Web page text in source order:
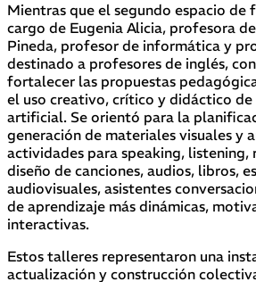
Mientras que el segundo espacio de
cargo de Eugenia Alicia, profesora
Pineda, profesor de informática y
destinado a profesores de inglés,
fortalecer las propuestas
el uso creativo, crítico y didáctico
artificial. Se orientó para la
generación de materiales visuales y
actividades para speaking,
diseño de canciones, audios, libros,
audiovisuales, asistentes
de aprendizaje más dinámicas,
interactivas.
Estos talleres representaron una
actualización y construcción